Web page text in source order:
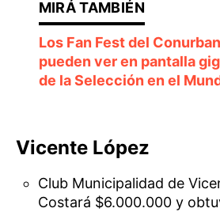
Los Fan Fest del
pueden ver en pantalla
de la Selección en el
Vicente López
Club Municipalidad de
Costará $6.000.000 y